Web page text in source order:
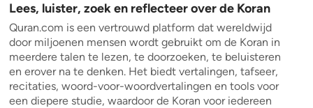
Lees, luister, zoek en reflecteer over de Koran
Quran.com is een vertrouwd platform dat wereldwijd
door miljoenen mensen wordt gebruikt om de Koran in
meerdere talen te lezen, te doorzoeken, te beluisteren
en erover na te denken. Het biedt vertalingen, tafseer,
recitaties, woord-voor-woordvertalingen en tools voor
een diepere studie, waardoor de Koran voor iedereen